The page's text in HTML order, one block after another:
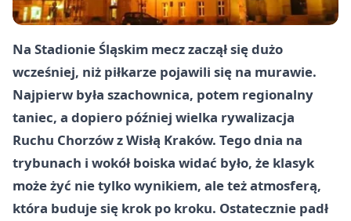
Na Stadionie Śląskim mecz zaczął się dużo
wcześniej, niż piłkarze pojawili się na murawie.
Najpierw była szachownica, potem regionalny
taniec, a dopiero później wielka rywalizacja
Ruchu Chorzów z Wisłą Kraków. Tego dnia na
trybunach i wokół boiska widać było, że klasyk
może żyć nie tylko wynikiem, ale też atmosferą,
która buduje się krok po kroku. Ostatecznie padł